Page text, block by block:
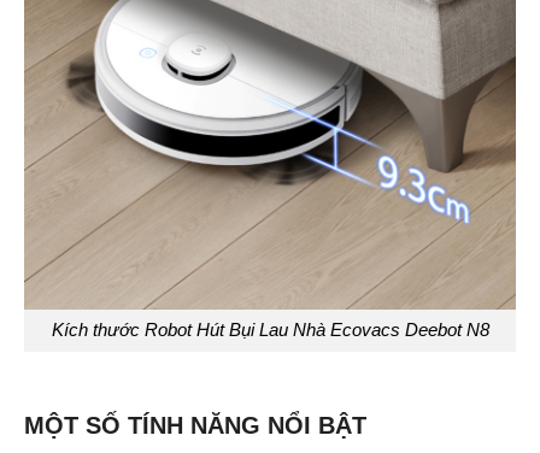
Kích thước Robot Hút Bụi Lau Nhà Ecovacs Deebot N8
MỘT SỐ TÍNH NĂNG NỔI BẬT